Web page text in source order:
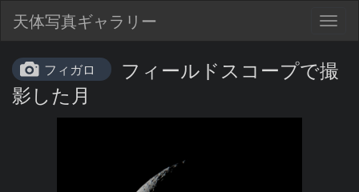
天体写真ギャラリー
フィガロ
フィールドスコープで撮
影した月